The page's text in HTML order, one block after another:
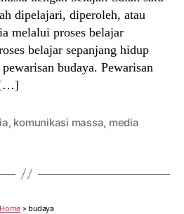
dipelajari, diperoleh, atau
melalui proses belajar
belajar sepanjang hidup
budaya. Pewarisan
[…]
, komunikasi massa, media
Home » budaya